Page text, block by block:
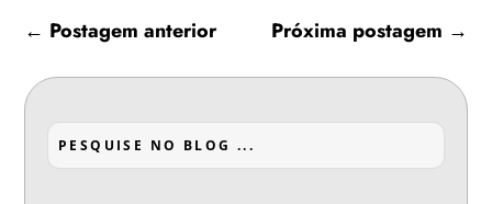
← Postagem anterior Próxima postagem →